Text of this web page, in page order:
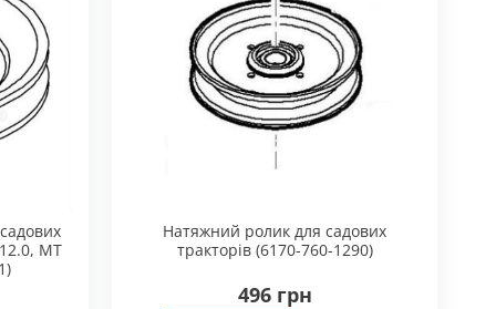
MT
Натяжний ролик для садових
тракторів (6170-760-1290)
496 грн